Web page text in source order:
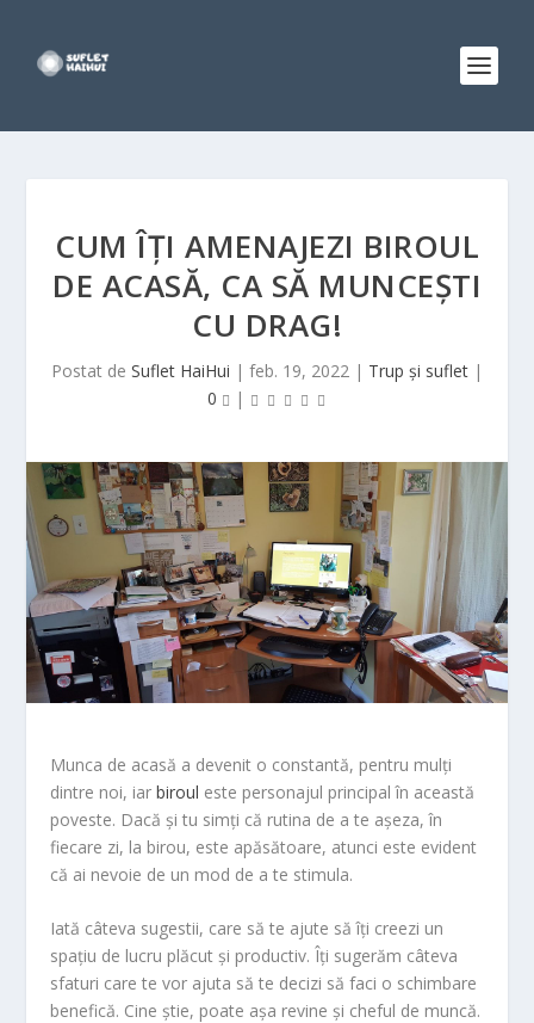
CUM ÎȚI AMENAJEZI BIROUL
DE ACASĂ, CA SĂ MUNCEȘTI
CU DRAG!
Postat de Suflet HaiHui | feb. 19, 2022 | Trup și suflet |
0
|
Munca de acasă a devenit o constantă, pentru mulți
dintre noi, iarbiroul este personajul principal în această
poveste. Dacă și tu simți că rutina de a te așeza, în
fiecare zi, la birou, este apăsătoare, atunci este evident
că ai nevoie de un mod de a te stimula.
Iată câteva sugestii, care să te ajute să îți creezi un
spațiu de lucru plăcut și productiv. Îți sugerăm câteva
sfaturi care te vor ajuta să te decizi să faci o schimbare
benefică. Cine știe, poate așa revine și cheful de muncă.